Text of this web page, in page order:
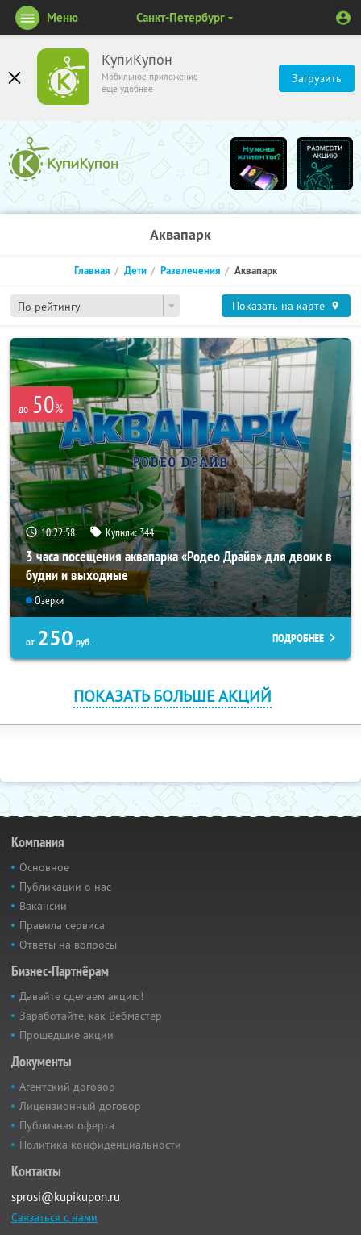
КупиКупон
Мобильное приложение
ещё удобнее
Загрузить
Меню Санкт-Петербург
Аквапарк
По рейтингу
Главная Дети Развлечения Аквапарк
Показать на карте
до 50%
10:22:58 Купили:344
3 часа посещения аквапарка «Родео Драйв» для двоих в
будни и выходные
Озерки
от 250 руб. ПОДРОБНЕЕ
ПОКАЗАТЬ БОЛЬШЕ АКЦИЙ
Компания
Основное
Публикации о нас
Вакансии
Правила сервиса
Ответы на вопросы
Бизнес-Партнёрам
Давайте сделаем акцию!
Заработайте, как Вебмастер
Прошедшие акции
Документы
Агентский договор
Лицензионный договор
Публичная оферта
Политика конфиденциальности
Контакты
sprosi@kupikupon.ru
Связаться с нами